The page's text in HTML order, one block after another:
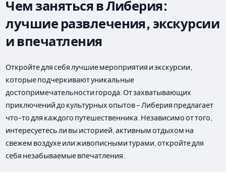
Чем заняться в Либерия:
лучшие развлечения, экскурсии
и впечатления
Откройте для себя лучшие мероприятия и экскурсии,
которые подчеркивают уникальные
достопримечательности города. От захватывающих
приключений до культурных опытов – Либерия предлагает
что-то для каждого путешественника. Независимо от того,
интересуетесь ли вы историей, активным отдыхом на
свежем воздухе или живописными турами, откройте для
себя незабываемые впечатления.